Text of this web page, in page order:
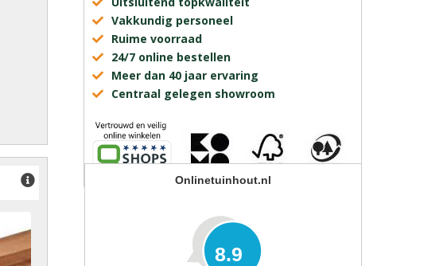
Vakkundig personeel
Ruime voorraad
24/7 online bestellen
Meer dan 40 jaar ervaring
Centraal gelegen showroom
Onlinetuinhout.nl
8.9